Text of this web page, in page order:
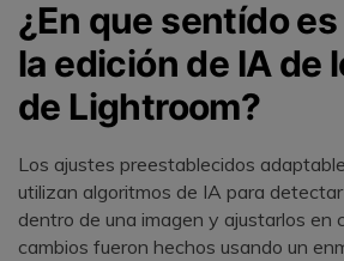
¿En que sentído
la edición de IA de
de Lightroom?
󠀰Los ajustes preestablecidos
utilizan algoritmos de IA para
dentro de una imagen y ajustarlos en
cambios fueron hechos usando un